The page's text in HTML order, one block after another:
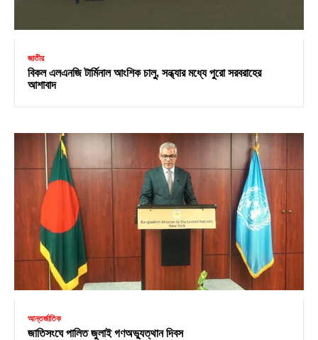
জাতীয়
বিকল এলএনজি টার্মিনাল আংশিক চালু, সন্ধ্যার মধ্যে পুরো সরবরাহের
আশাবাদ
আন্তর্জাতিক
জাতিসংঘে পালিত জুলাই গণঅভ্যুত্থান দিবস